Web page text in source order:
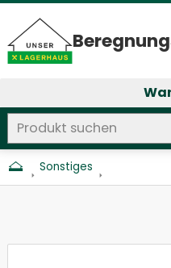
Produkt suchen
Sonstiges